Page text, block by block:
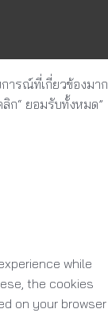
การณ์ที่เกี่ยวข้องมาก
ก“ ยอมรับทั้งหมด”
while
the cookies
on your browser